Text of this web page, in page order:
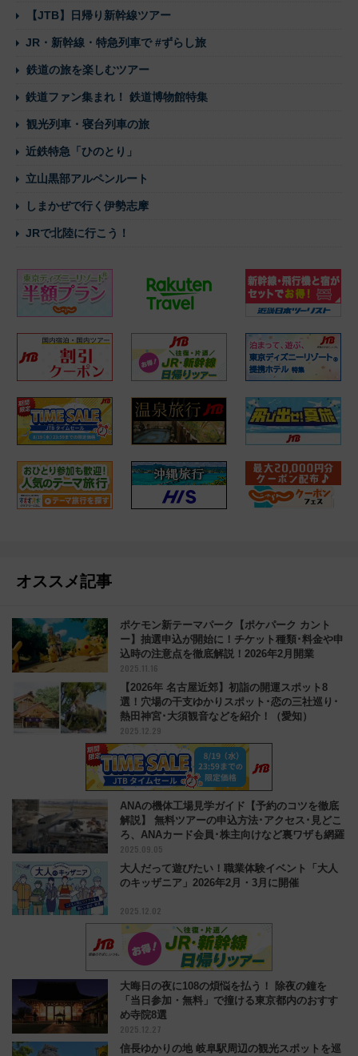
【JTB】日帰り新幹線ツアー
JR・新幹線・特急列車で #ずらし旅
鉄道の旅を楽しむツアー
鉄道ファン集まれ！ 鉄道博物館特集
観光列車・寝台列車の旅
近鉄特急「ひのとり」
立山黒部アルペンルート
しまかぜで行く伊勢志摩
JRで北陸に行こう！
オススメ記事
ポケモン新テーマパーク【ポケパーク カント
ー】抽選申込が開始に！チケット種類･料金や申
込時の注意点を徹底解説！2026年2月開業
2025.11.16
【2026年 名古屋近郊】初詣の開運スポット8
選！穴場の干支ゆかりスポット･恋の三社巡り･
熱田神宮･大須観音などを紹介！（愛知）
2025.12.29
ANAの機体工場見学ガイド【予約のコツを徹底
解説】 無料ツアーの申込方法･アクセス･見どこ
ろ、ANAカード会員･株主向けなど裏ワザも網羅
2025.09.05
大人だって遊びたい！職業体験イベント「大人
のキッザニア」2026年2月・3月に開催
2025.12.02
大晦日の夜に108の煩悩を払う！ 除夜の鐘を
「当日参加・無料」で撞ける東京都内のおすす
め寺院8選
2025.12.27
信長ゆかりの地 岐阜駅周辺の観光スポットを巡